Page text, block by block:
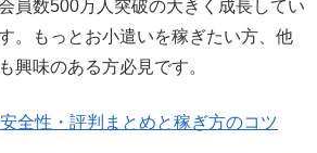
員数500万人突破の大きく成長してい
。もっとお小遣いを稼ぎたい方、他
興味のある方必見です。
全性・評判まとめと稼ぎ方のコツ